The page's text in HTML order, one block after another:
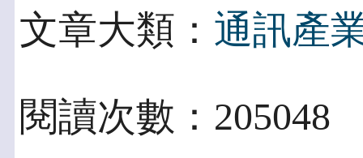
文章大類： 通訊產
閱讀次數：